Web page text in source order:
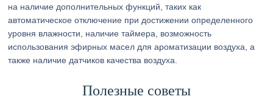
на наличие дополнительных функций, таких как
автоматическое отключение при достижении определенного
уровня влажности, наличие таймера, возможность
использования эфирных масел для ароматизации воздуха, а
также наличие датчиков качества воздуха.
Полезные советы